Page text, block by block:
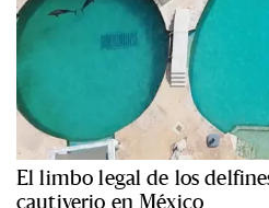
El limbo legal de los
cautiverio en México